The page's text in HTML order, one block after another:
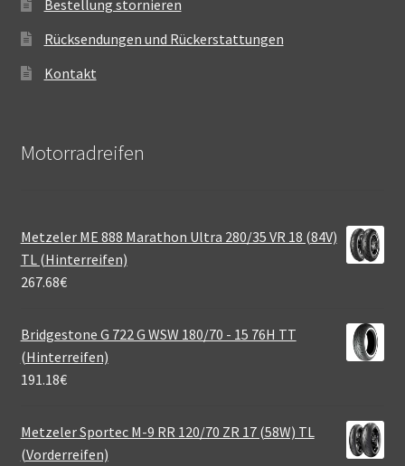
Bestellung stornieren
Rücksendungen und Rückerstattungen
Kontakt
Motorradreifen
Metzeler ME 888 Marathon Ultra 280/35 VR 18 (84V)
TL (Hinterreifen)
267.68€
Bridgestone G 722 G WSW 180/70 - 15 76H TT
(Hinterreifen)
191.18€
Metzeler Sportec M-9 RR 120/70 ZR 17 (58W) TL
(Vorderreifen)